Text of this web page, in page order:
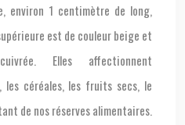
environ 1 centimètre de long,
est de couleur beige et
Elles affectionnent
céréales, les fruits secs, le
de nos réserves alimentaires.